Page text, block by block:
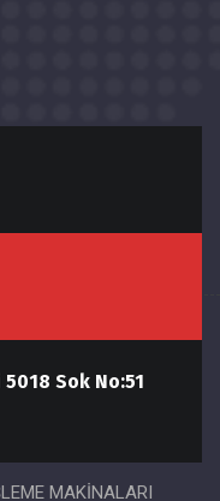
Sok No:51
MAKİNALARI